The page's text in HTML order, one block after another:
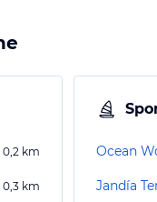
0,2 km
0,3 km Jandía